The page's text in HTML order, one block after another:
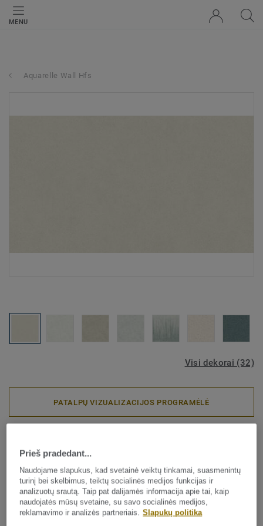
MENU
Aquarelle Wall Hfs
Visi dekorai (32)
PATALPŲ VIZUALIZACIJOS PROGRAMĖLĖ
Aquarelle Wall Hfs - Concrete
MASTIC
Aquarelle Wall HFS yra vandeniui atspari vinilinė sienų
danga, skirta naudoti drėgnose patalpose, pavyzdžiui,
Prieš pradedant...
Naudojame slapukus, kad svetainė veiktų tinkamai, suasmenintų
turinį bei skelbimus, teiktų socialinės medijos funkcijas ir
analizuotų srautą. Taip pat dalijamės informacija apie tai, kaip
naudojatės mūsų svetaine, su savo socialinės medijos,
reklamavimo ir analizės partneriais. Slapukų politika